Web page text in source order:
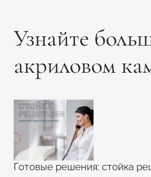
Узнайте
акриловом
Готовые решения: стойка